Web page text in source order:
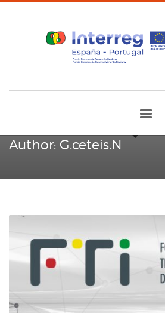
ARTICLES POSTED BY G.CETEIS.N
Author: G.ceteis.N